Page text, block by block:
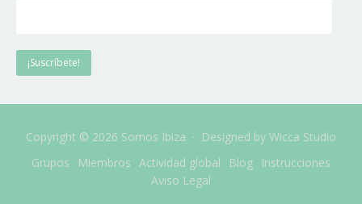
Copyright © 2026 Somos Ibiza · Designed by Wicca Studio
Grupos
Miembros Actividad global Blog
Instrucciones
Aviso Legal